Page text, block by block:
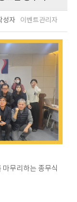
성자 이벤트관리자
무리하는 종무식